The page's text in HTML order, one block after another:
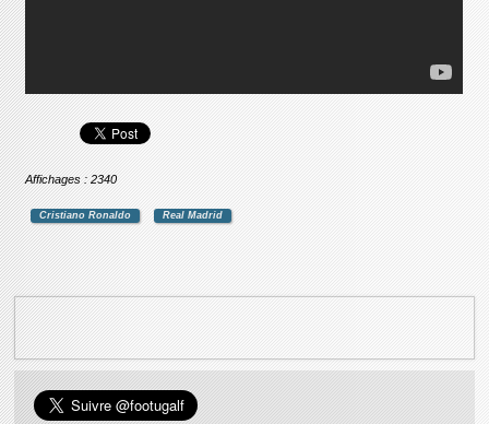
Affichages : 2340
Cristiano Ronaldo Real Madrid